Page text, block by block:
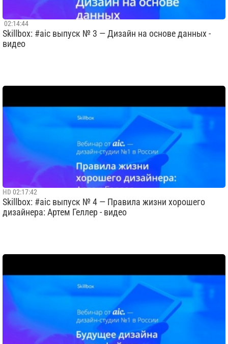
02:14:44
Skillbox: #aic выпуск № 3 — Дизайн на основе данных -
видео
HD 02:17:42
Skillbox: #aic выпуск № 4 — Правила жизни хорошего
дизайнера: Артем Геллер - видео